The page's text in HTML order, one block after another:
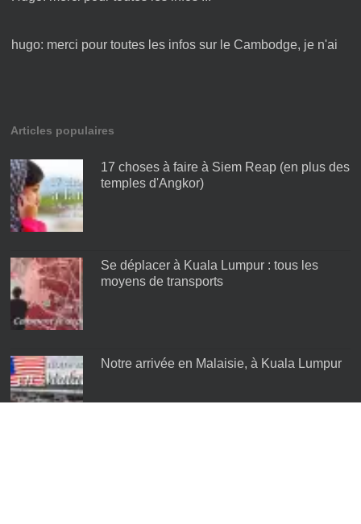
hugo:
merci pour toutes les infos sur le Cambodge, je n'ai
plus qu'à y être :) ...
Articles populaires
17 choses à faire à Siem Reap (en plus des
temples d'Angkor)
Se déplacer à Kuala Lumpur : tous les
moyens de transports
Notre arrivée en Malaisie, à Kuala Lumpur